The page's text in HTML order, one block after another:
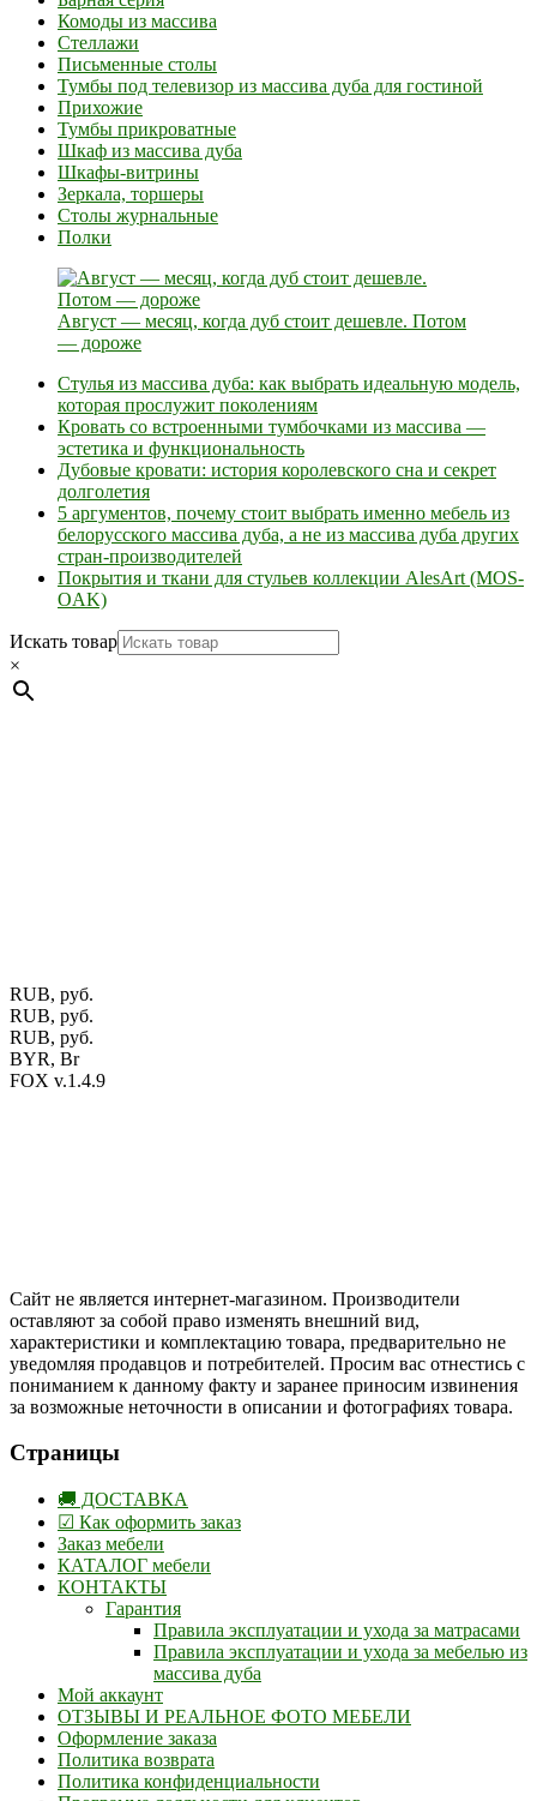
Комоды из массива
Стеллажи
Письменные столы
Тумбы под телевизор из массива дуба для гостиной
Прихожие
Тумбы прикроватные
Шкаф из массива дуба
Шкафы-витрины
Зеркала, торшеры
Столы журнальные
Полки
Август — месяц, когда дуб стоит дешевле. Потом
— дороже
Стулья из массива дуба: как выбрать идеальную модель,
которая прослужит поколениям
Кровать со встроенными тумбочками из массива —
эстетика и функциональность
Дубовые кровати: история королевского сна и секрет
долголетия
5 аргументов, почему стоит выбрать именно мебель из
белорусского массива дуба, а не из массива дуба других
стран-производителей
Покрытия и ткани для стульев коллекции AlesArt (MOS-
OAK)
Искать товар
×
RUB, руб.
RUB, руб.
RUB, руб.
BYR, Br
FOX v.1.4.9
Сайт не является интернет-магазином. Производители
оставляют за собой право изменять внешний вид,
характеристики и комплектацию товара, предварительно не
уведомляя продавцов и потребителей. Просим вас отнестись с
пониманием к данному факту и заранее приносим извинения
за возможные неточности в описании и фотографиях товара.
Страницы
🚚 ДОСТАВКА
☑ Как оформить заказ
Заказ мебели
КАТАЛОГ мебели
КОНТАКТЫ
Гарантия
Правила эксплуатации и ухода за матрасами
Правила эксплуатации и ухода за мебелью из
массива дуба
Мой аккаунт
ОТЗЫВЫ И РЕАЛЬНОЕ ФОТО МЕБЕЛИ
Оформление заказа
Политика возврата
Политика конфиденциальности